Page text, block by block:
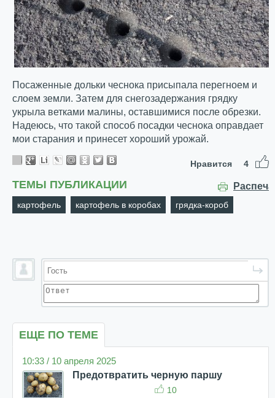
Посаженные дольки чеснока присыпала перегноем и
слоем земли. Затем для снегозадержания грядку
укрыла ветками малины, оставшимися после обрезки.
Надеюсь, что такой способ посадки чеснока оправдает
мои старания и принесет хороший урожай.
Нравится 4
ТЕМЫ ПУБЛИКАЦИИ
картофель картофель в коробах грядка-короб
ЕЩЕ ПО ТЕМЕ
10:33 / 10 апреля 2025
Предотвратить черную паршу
10